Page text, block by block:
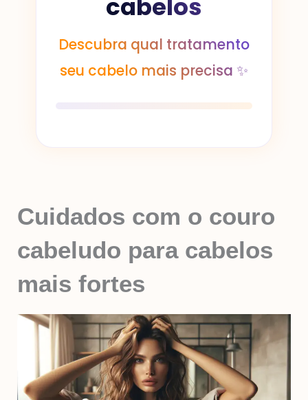
cabelos
Descubra qual tratamento
seu cabelo mais precisa ✨
Cuidados com o couro
cabeludo para cabelos
mais fortes